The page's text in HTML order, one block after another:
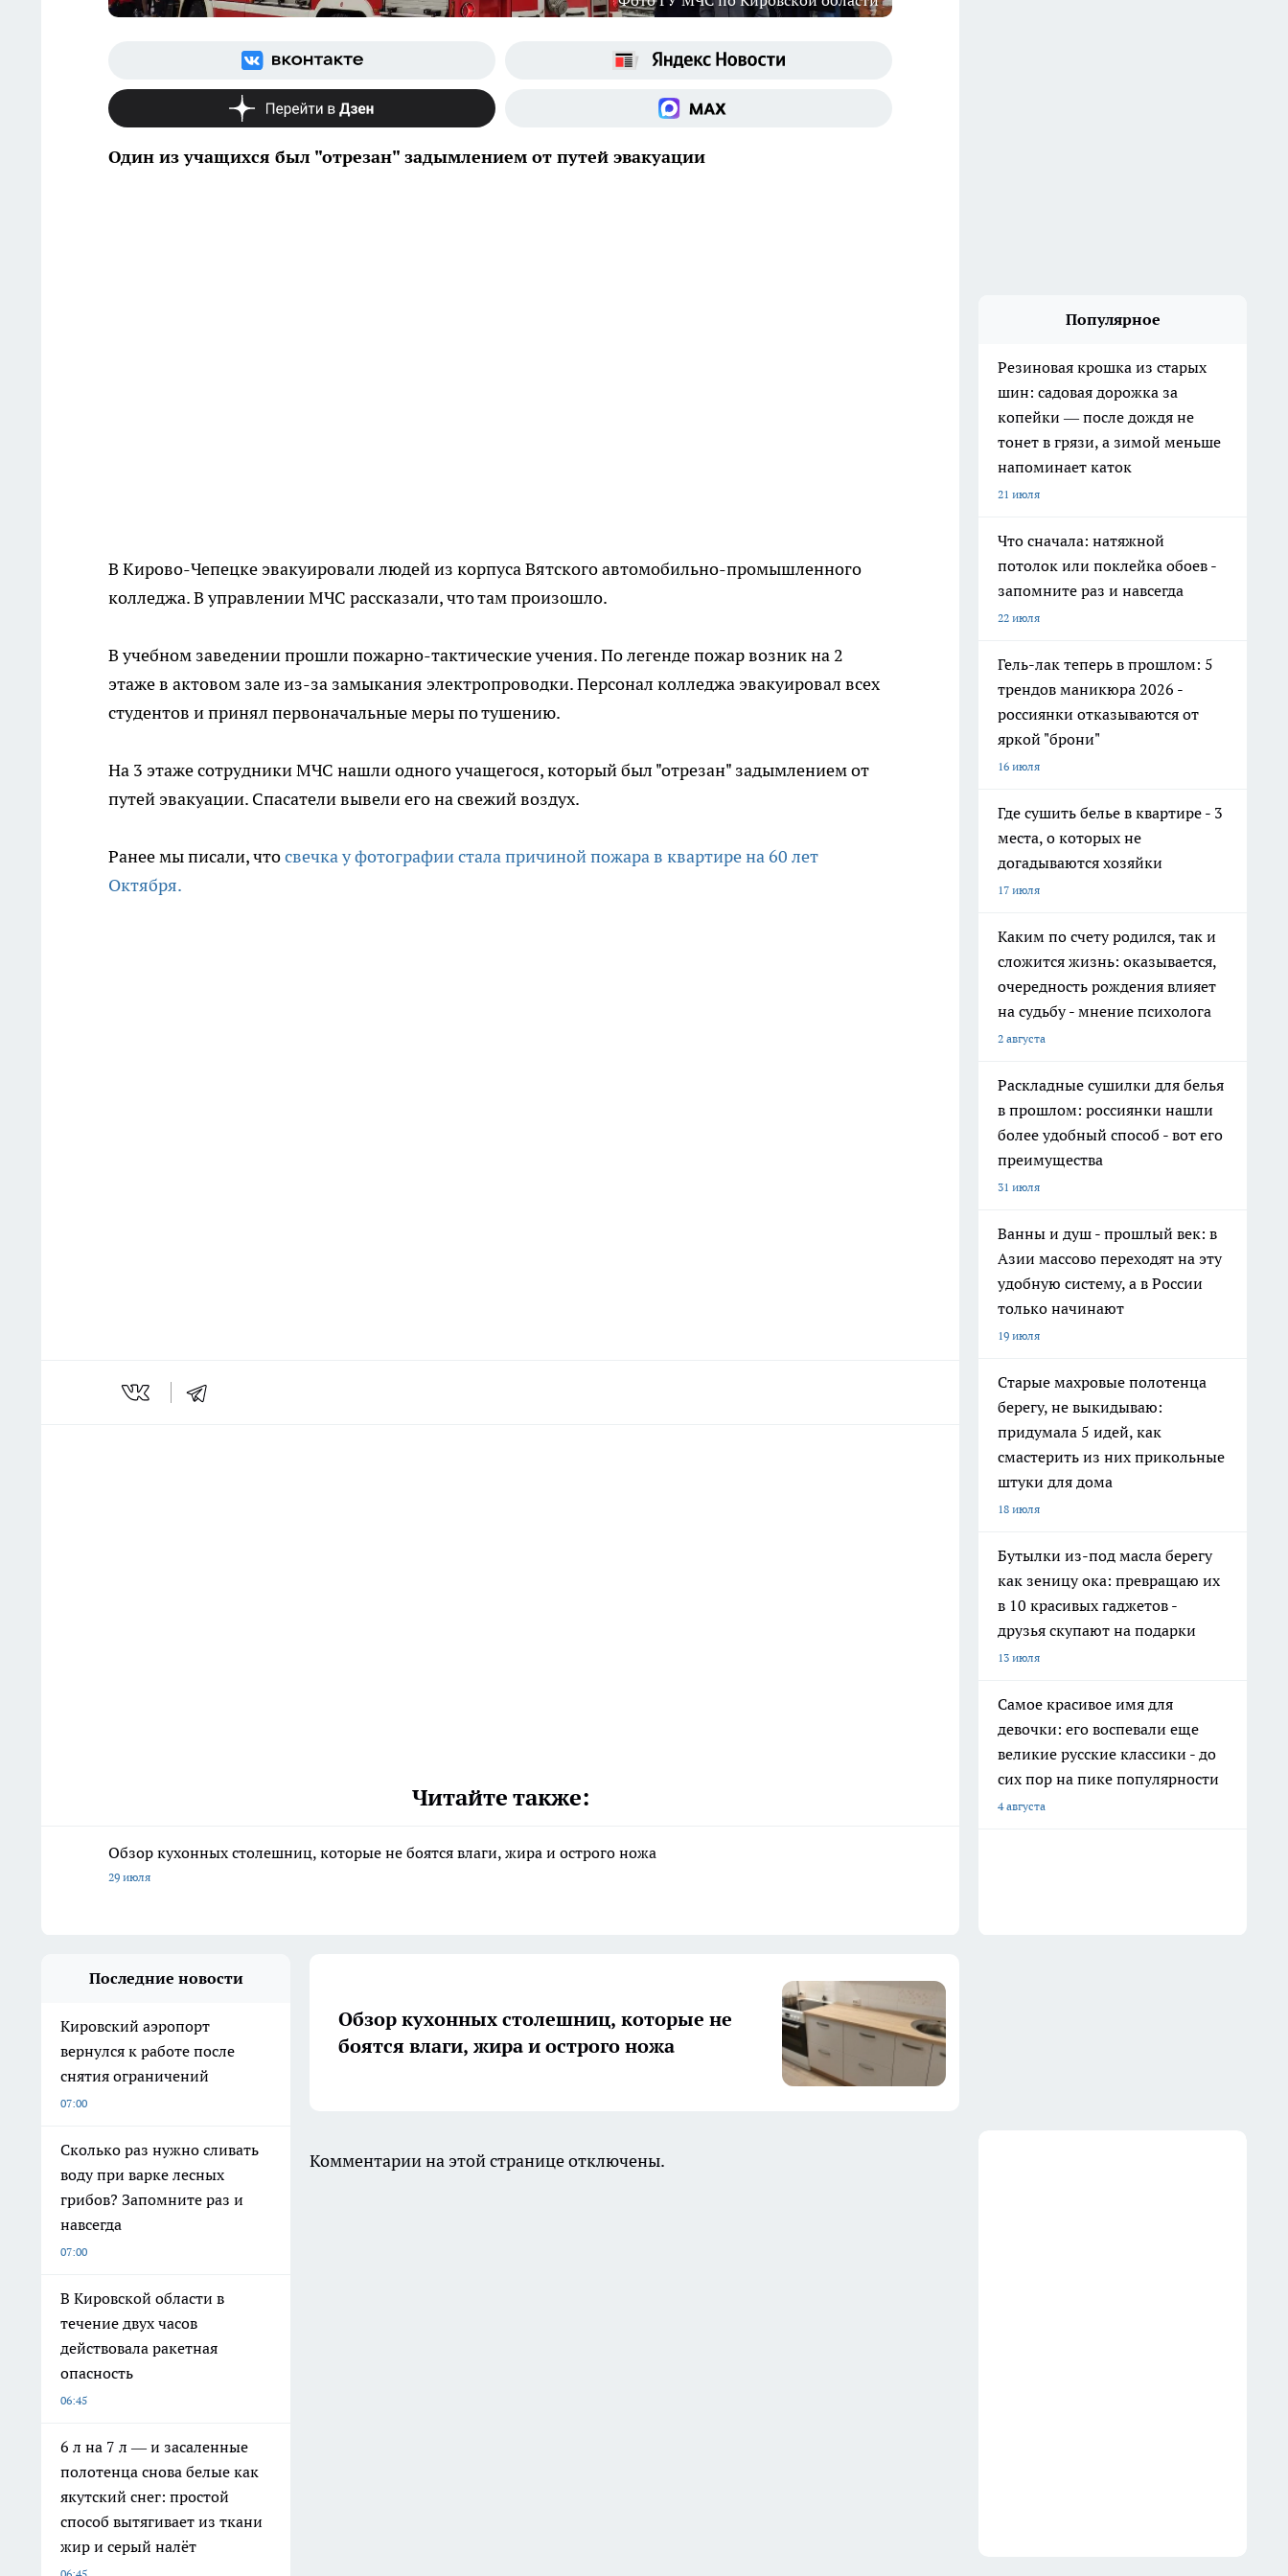
Один из учащихся был "отрезан" задымлением от путей эвакуации
В Кирово-Чепецке эвакуировали людей из корпуса Вятского автомобильно-промышленного
колледжа. В управлении МЧС рассказали, что там произошло.
В учебном заведении прошли пожарно-тактические учения. По легенде пожар возник на 2
этаже в актовом зале из-за замыкания электропроводки. Персонал колледжа эвакуировал всех
студентов и принял первоначальные меры по тушению.
На 3 этаже сотрудники МЧС нашли одного учащегося, который был "отрезан" задымлением от
путей эвакуации. Спасатели вывели его на свежий воздух.
Ранее мы писали, чтосвечка у фотографии стала причиной пожара в квартире на 60 лет
Октября.
Читайте также:
Обзор кухонных столешниц, которые не боятся влаги, жира и острого ножа
29 июля
Популярное
Резиновая крошка из старых
шин: садовая дорожка за
копейки — после дождя не
тонет в грязи, а зимой меньше
напоминает каток
21 июля
Что сначала: натяжной
потолок или поклейка обоев -
запомните раз и навсегда
22 июля
Гель-лак теперь в прошлом: 5
трендов маникюра 2026 -
россиянки отказываются от
яркой "брони"
16 июля
Где сушить белье в квартире - 3
места, о которых не
догадываются хозяйки
17 июля
Каким по счету родился, так и
сложится жизнь: оказывается,
очередность рождения влияет
на судьбу - мнение психолога
2 августа
Раскладные сушилки для белья
в прошлом: россиянки нашли
более удобный способ - вот его
преимущества
31 июля
Ванны и душ - прошлый век: в
Азии массово переходят на эту
удобную систему, а в России
только начинают
19 июля
Старые махровые полотенца
берегу, не выкидываю:
придумала 5 идей, как
смастерить из них прикольные
штуки для дома
18 июля
Бутылки из-под масла берегу
как зеницу ока: превращаю их
в 10 красивых гаджетов -
друзья скупают на подарки
13 июля
Самое красивое имя для
девочки: его воспевали еще
великие русские классики - до
сих пор на пике популярности
4 августа
Последние новости
Кировский аэропорт
вернулся к работе после
снятия ограничений
07:00
Сколько раз нужно сливать
воду при варке лесных
грибов? Запомните раз и
навсегда
07:00
В Кировской области в
течение двух часов
действовала ракетная
опасность
06:45
6 л на 7 л — и засаленные
полотенца снова белые как
якутский снег: простой
способ вытягивает из ткани
жир и серый налёт
Обзор кухонных столешниц, которые не
боятся влаги, жира и острого ножа
Комментарии на этой странице отключены.